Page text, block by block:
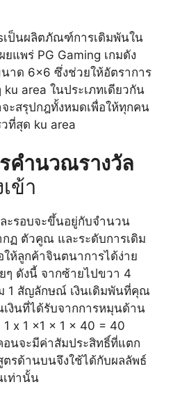
เป็นผลิตภัณฑ์การเดิมพันใน
แพร่ PG Gaming เกมดัง
าด 6×6 ซึ่งช่วยให้อัตราการ
ku area ในประเภทเดียวกัน
ะสรุปกฎทั้งหมดเพื่อให้ทุกคน
วที่สุด ku area
คำนวณรางวัล
ข้า
ะรอบจะขึ้นอยู่กับจำนวน
ฏ ตัวคูณ และระดับการเดิม
ห้ลูกค้าจินตนาการได้ง่าย
ๆ ดังนี้ จากซ้ายไปขวา 4
1 สัญลักษณ์ เงินเดิมพันที่คุณ
งินที่ได้รับจากการหมุนด้าน
x 1 x1 x 1 x 40 = 40
อนจะมีค่าสัมประสิทธิ์ที่แตก
รด้านบนจึงใช้ได้กับผลลัพธ์
ท่านั้น